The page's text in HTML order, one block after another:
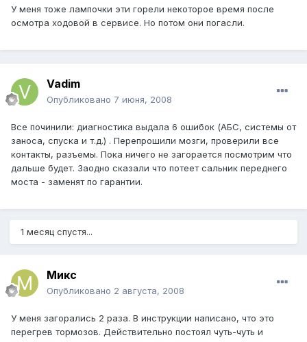
У меня тоже лампочки эти горели некоторое время после
осмотра ходовой в сервисе. Но потом они погасли.
Vadim
Опубликовано 7 июня, 2008
Все починили: диагностика выдала 6 ошибок (АБС, системы от
заноса, спуска и т.д.) . Перепрошили мозги, проверили все
контакты, разъемы. Пока ничего не загорается посмотрим что
дальше будет. Заодно сказали что потеет сальник переднего
моста - заменят по гарантии.
1 месяц спустя...
Микс
Опубликовано 2 августа, 2008
У меня загорались 2 раза. В инструкции написано, что это
перегрев тормозов. Действительно постоял чуть-чуть и